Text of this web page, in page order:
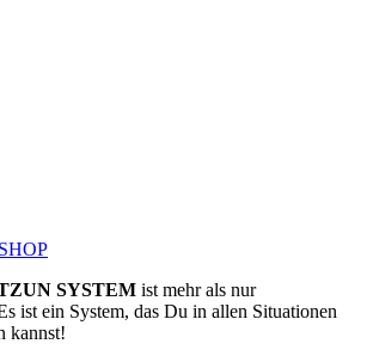
SYSTEM ist mehr als nur
ist ein System, das Du in allen Situationen
kannst!